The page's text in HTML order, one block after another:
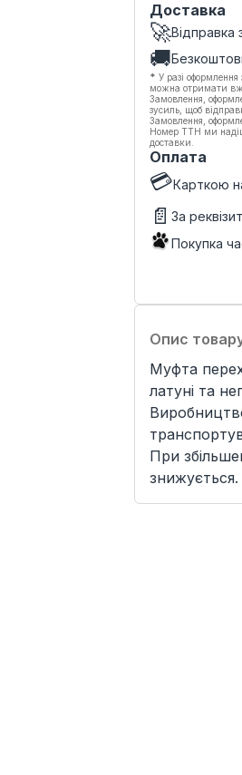
Доставка
🚀
🚚
* У разі
можна отримати
Замовлення,
зусиль, щоб
Замовлення,
Номер ТТН ми
доставки.
Оплата
💳Карткою
📄 За
Покупка
Опис
Муфта
латуні та
При